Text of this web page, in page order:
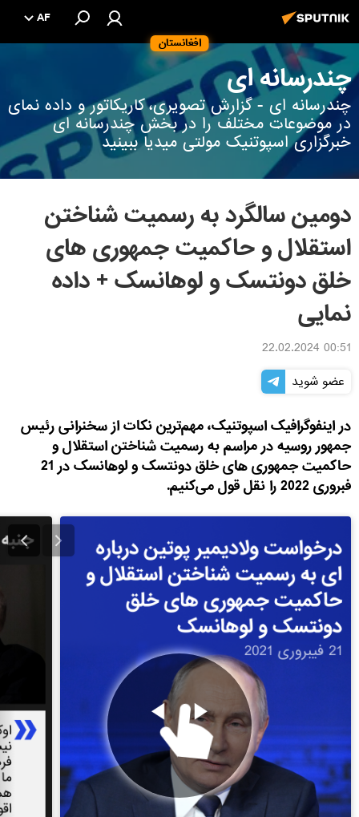
افغانستان
AF
چندرسانه ای
چندرسانه ای - گزارش تصویری، کاریکاتور و داده نمای
در موضوعات مختلف را در بخش چندرسانه ای
خبرگزاری اسپوتنیک مولتی میدیا ببینید
دومین سالگرد به رسمیت شناختن
استقلال و حاکمیت جمهوری های
خلق دونتسک و لوهانسک + داده
نمایی
00:51 22.02.2024
عضو شوید
در اینفوگرافیک اسپوتنیک، مهم‌ترین نکات از سخنرانی رئیس
جمهور روسیه در مراسم به رسمیت شناختن استقلال و
حاکمیت جمهوری های خلق دونتسک و لوهانسک در 21
فبروری 2022 را نقل قول می‌کنیم.